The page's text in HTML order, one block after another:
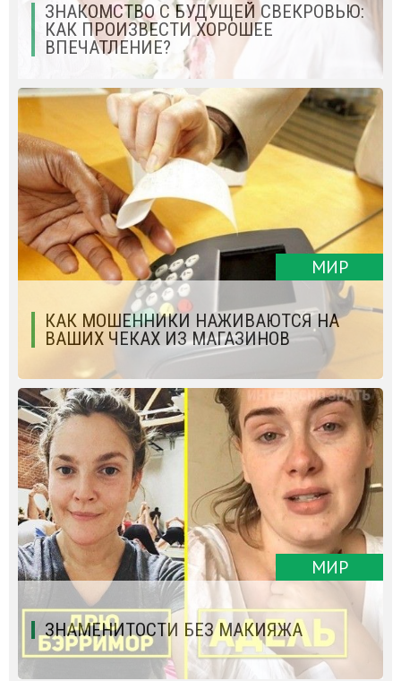
ЗНАКОМСТВО С БУДУЩЕЙ СВЕКРОВЬЮ:
КАК ПРОИЗВЕСТИ ХОРОШЕЕ
ВПЕЧАТЛЕНИЕ?
МИР
КАК МОШЕННИКИ НАЖИВАЮТСЯ НА
ВАШИХ ЧЕКАХ ИЗ МАГАЗИНОВ
МИР
ЗНАМЕНИТОСТИ БЕЗ МАКИЯЖА